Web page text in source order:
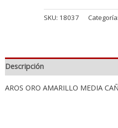
SKU: 18037 Categoría:
Descripción
AROS ORO AMARILLO MEDIA